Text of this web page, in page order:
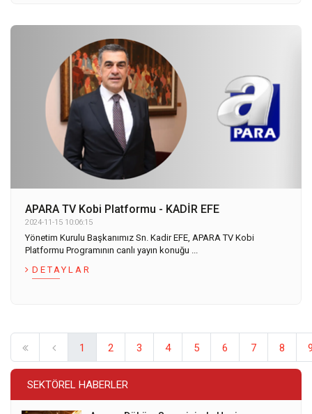
APARA TV Kobi Platformu - KADİR EFE
2024-11-15 10:06:15
Yönetim Kurulu Başkanımız Sn. Kadir EFE, APARA TV Kobi
Platformu Programının canlı yayın konuğu ...
DETAYLAR
1 2 3 4 5 6 7 8
SEKTÖREL HABERLER